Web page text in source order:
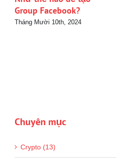
Group Facebook?
Tháng Mười 10th, 2024
Chuyên mục
Crypto (13)